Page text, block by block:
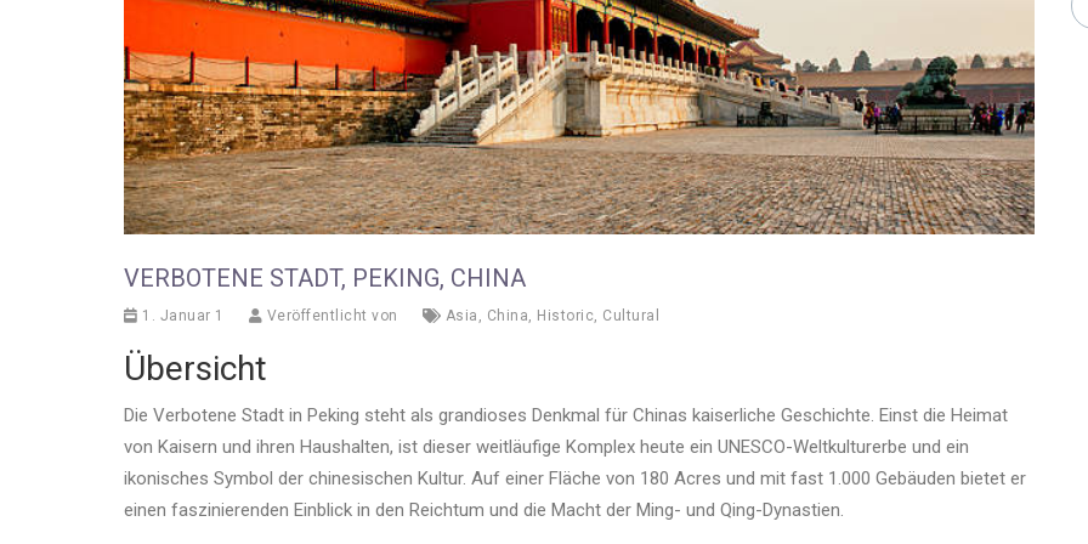
VERBOTENE STADT, PEKING, CHINA
1. Januar 1 Veröffentlicht von Asia China Historic Cultural
Übersicht
Die Verbotene Stadt in Peking steht als grandioses Denkmal für Chinas kaiserliche Geschichte. Einst die Heimat
von Kaisern und ihren Haushalten, ist dieser weitläufige Komplex heute ein UNESCO-Weltkulturerbe und ein
ikonisches Symbol der chinesischen Kultur. Auf einer Fläche von 180 Acres und mit fast 1.000 Gebäuden bietet er
einen faszinierenden Einblick in den Reichtum und die Macht der Ming- und Qing-Dynastien.